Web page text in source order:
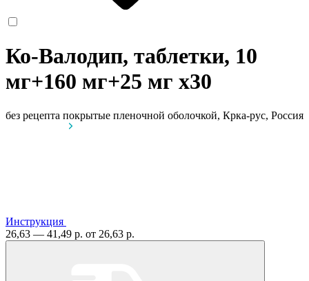
Ко-Валодип, таблетки, 10
мг+160 мг+25 мг x30
без рецепта покрытые пленочной оболочкой, Крка-рус, Россия
Инструкция
26,63 — 41,49 р. от 26,63 р.